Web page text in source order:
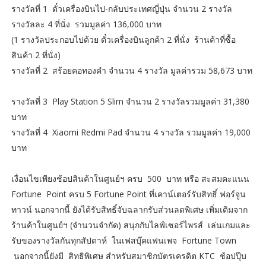
รางวัลที่ 1 ตั๋วเครื่องบินไป-กลับประเทศญี่ปุ่น จำนวน 2 รางวัล
รางวัลละ 4 ที่นั่ง รวมมูลค่า 136,000 บาท
(1 รางวัลประกอบไปด้วย ตั๋วเครื่องบินลูกค้า 2 ที่นั่ง ร้านค้าที่ซื้อ
สินค้า 2 ที่นั่ง)
รางวัลที่ 2 สร้อยคอทองคำ จำนวน 4 รางวัล มูลค่ารวม 58,673 บาท
รางวัลที่ 3 Play Station 5 Slim จำนวน 2 รางวัลรวมมูลค่า 31,380
บาท
รางวัลที่ 4 Xiaomi Redmi Pad จำนวน 4 รางวัล รวมมูลค่า 19,000
บาท
เงื่อนไขเพียงช้อปสินค้าในศูนย์ฯ ครบ 500 บาท หรือ สะสมคะแนน
Fortune Point ครบ 5 Fortune Point ที่เคาน์เตอร์รับสิทธิ์ ฟอร์จูน
ทาวน์ นอกจากนี้ ยังได้รับสิทธิ์จับฉลากรับส่วนลดพิเศษ เพิ่มเติมจาก
ร้านค้าในศูนย์ฯ (จำนวนจำกัด) สนุกกับไลฟ์เซอร์ไพรส์ เล่นเกมและ
รับของรางวัลกันทุกสัปดาห์ ในเฟสบุ๊คแฟนเพจ Fortune Town
นอกจากนี้ยังมี สิทธิพิเศษ สำหรับสมาชิกบัตรเครดิต KTC ช้อปปุ๊บ